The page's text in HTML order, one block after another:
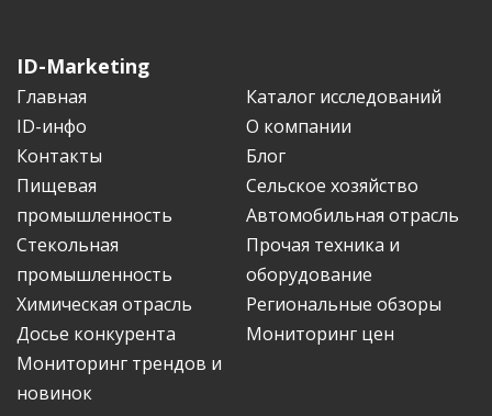
ID-Marketing
Главная
Каталог исследований
ID-инфо
О компании
Контакты
Блог
Пищевая
промышленность
Сельское хозяйство
Автомобильная отрасль
Стекольная
промышленность
Прочая техника и
оборудование
Химическая отрасль
Региональные обзоры
Досье конкурента
Мониторинг цен
Мониторинг трендов и
новинок